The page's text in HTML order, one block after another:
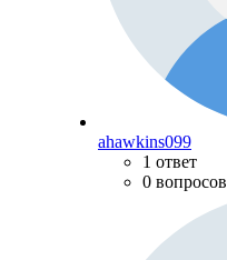
ahawkins099
1 ответ
0 вопросов